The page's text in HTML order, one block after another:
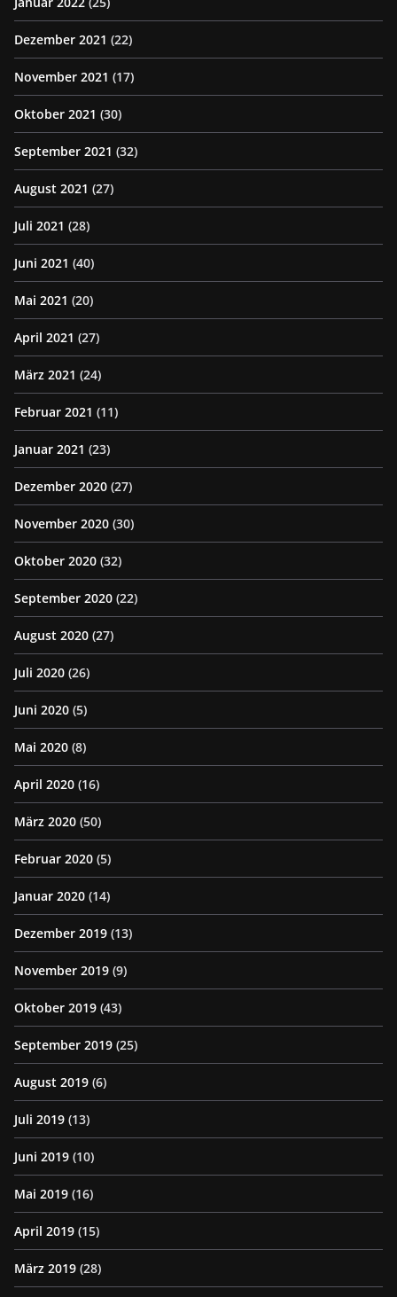
Dezember 2021 (22)
November 2021 (17)
Oktober 2021 (30)
September 2021 (32)
August 2021 (27)
Juli 2021 (28)
Juni 2021 (40)
Mai 2021 (20)
April 2021 (27)
März 2021 (24)
Februar 2021 (11)
Januar 2021 (23)
Dezember 2020 (27)
November 2020 (30)
Oktober 2020 (32)
September 2020 (22)
August 2020 (27)
Juli 2020 (26)
Juni 2020 (5)
Mai 2020 (8)
April 2020 (16)
März 2020 (50)
Februar 2020 (5)
Januar 2020 (14)
Dezember 2019 (13)
November 2019 (9)
Oktober 2019 (43)
September 2019 (25)
August 2019 (6)
Juli 2019 (13)
Juni 2019 (10)
Mai 2019 (16)
April 2019 (15)
März 2019 (28)